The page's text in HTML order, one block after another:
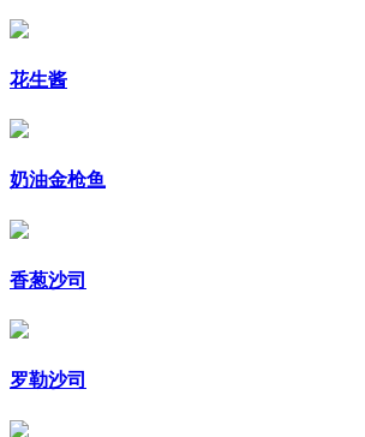
花生酱
奶油金枪鱼
香葱沙司
罗勒沙司